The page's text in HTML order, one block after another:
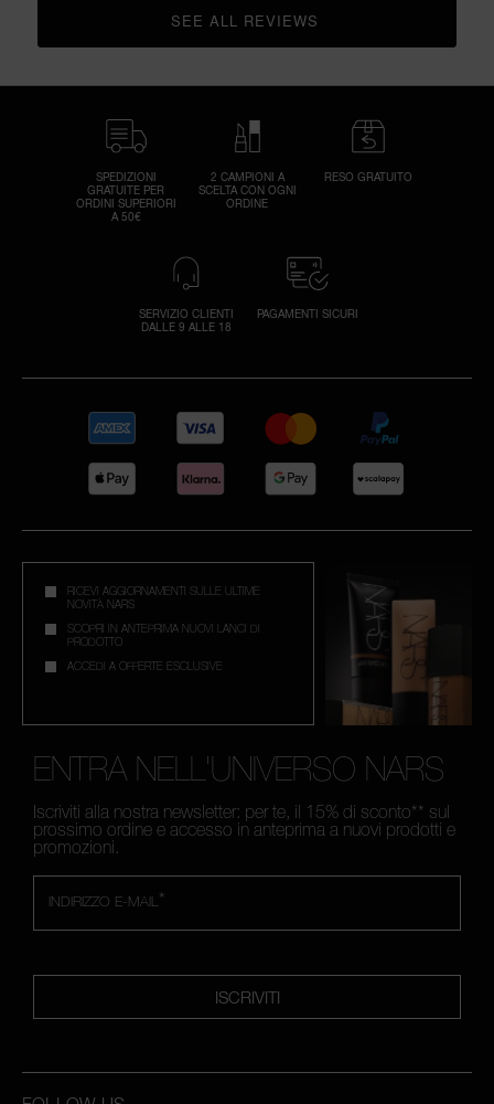
CLICK TO GO TO ALL REVIEWS
SPEDIZIONI
GRATUITE PER
ORDINI SUPERIORI
A 50€
2 CAMPIONI A
SCELTA CON OGNI
ORDINE
RESO GRATUITO
SERVIZIO CLIENTI
DALLE 9 ALLE 18
PAGAMENTI SICURI
RICEVI AGGIORNAMENTI SULLE ULTIME
NOVITÀ NARS
SCOPRI IN ANTEPRIMA NUOVI LANCI DI
PRODOTTO
ACCEDI A OFFERTE ESCLUSIVE
ENTRA NELL'UNIVERSO NARS
Iscriviti alla nostra newsletter: per te, il 15% di sconto** sul
prossimo ordine e accesso in anteprima a nuovi prodotti e
promozioni.
*
INDIRIZZO E-MAIL
ISCRIVITI